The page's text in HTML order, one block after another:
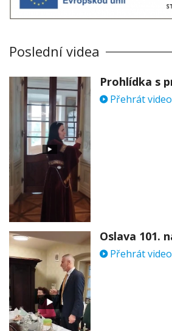
Poslední videa
Přehrát video
Přehrát video